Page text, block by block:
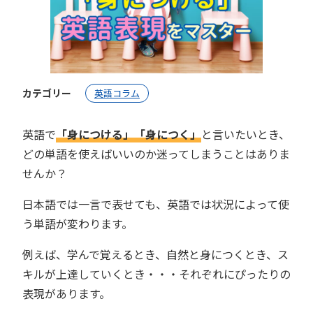
カテゴリー 英語コラム
英語で「身につける」「身につく」と言いたいとき、
どの単語を使えばいいのか迷ってしまうことはありま
せんか？
日本語では一言で表せても、英語では状況によって使
う単語が変わります。
例えば、学んで覚えるとき、自然と身につくとき、ス
キルが上達していくとき・・・それぞれにぴったりの
表現があります。